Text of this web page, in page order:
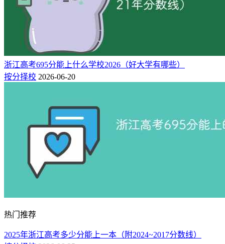
浙江高考695分能上什么学校2026（好大学有哪些）
按分择校 2026-06-20
热门推荐
2025年浙江高考多少分能上一本（附2024~2017分数线）